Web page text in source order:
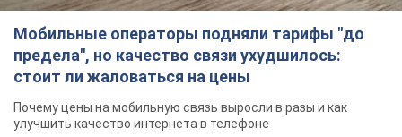
Мобильные операторы подняли тарифы "до
предела", но качество связи ухудшилось:
стоит ли жаловаться на цены
Почему цены на мобильную связь выросли в разы и как
улучшить качество интернета в телефоне